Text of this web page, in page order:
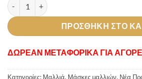
ΠΡΟΣΘΉΚΗ ΣΤΟ
ΔΩΡΕΑΝ ΜΕΤΑΦΟΡΙΚΑ ΓΙΑ
Κατηγορίες: Μαλλιά, Μάσκες μαλλιών, Νέα